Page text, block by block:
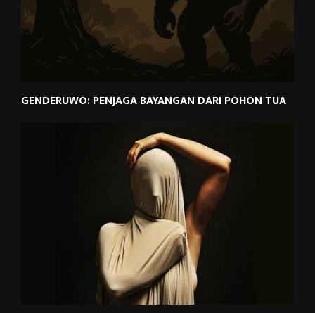
GENDERUWO: PENJAGA BAYANGAN DARI POHON TUA